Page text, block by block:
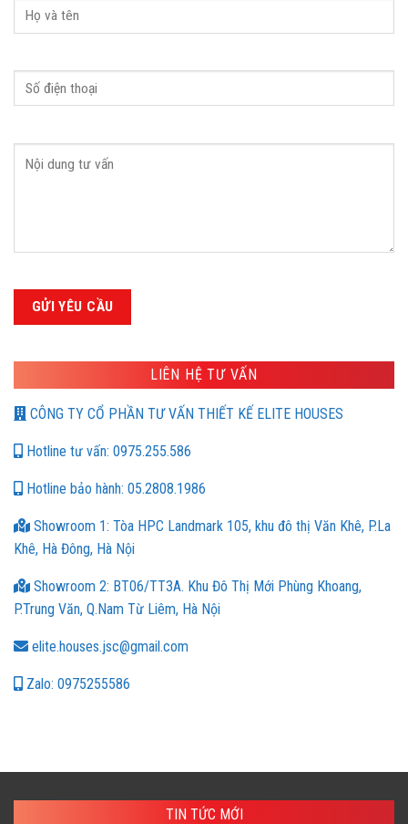
LIÊN HỆ TƯ VẤN
CÔNG TY CỔ PHẦN TƯ VẤN THIẾT KẾ ELITE HOUSES
Hotline tư vấn: 0975.255.586
Hotline bảo hành: 05.2808.1986
Showroom 1: Tòa HPC Landmark 105, khu đô thị Văn Khê, P.La
Khê, Hà Đông, Hà Nội
Showroom 2: BT06/TT3A. Khu Đô Thị Mới Phùng Khoang,
P.Trung Văn, Q.Nam Từ Liêm, Hà Nội
elite.houses.jsc@gmail.com
Zalo: 0975255586
TIN TỨC MỚI